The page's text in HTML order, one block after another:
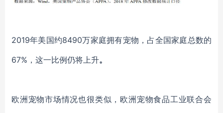
2019年美国约8490万家庭拥有宠物，占全国家庭总数的
67%，这一比例仍将上升。
欧洲宠物市场情况也很类似，欧洲宠物食品工业联合会